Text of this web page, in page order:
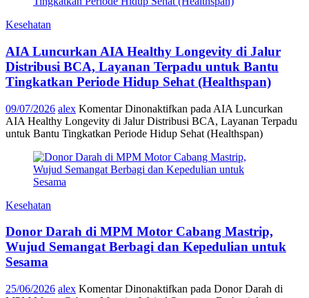
Kesehatan
AIA Luncurkan AIA Healthy Longevity di Jalur
Distribusi BCA, Layanan Terpadu untuk Bantu
Tingkatkan Periode Hidup Sehat (Healthspan)
09/07/2026 alex Komentar Dinonaktifkan pada AIA Luncurkan
AIA Healthy Longevity di Jalur Distribusi BCA, Layanan Terpadu
untuk Bantu Tingkatkan Periode Hidup Sehat (Healthspan)
Kesehatan
Donor Darah di MPM Motor Cabang Mastrip,
Wujud Semangat Berbagi dan Kepedulian untuk
Sesama
25/06/2026 alex Komentar Dinonaktifkan pada Donor Darah di